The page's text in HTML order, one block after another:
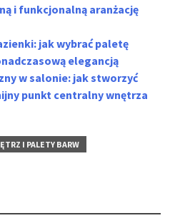
i funkcjonalną aranżację
jak wybrać paletę
elegancją
w salonie: jak stworzyć
punkt centralny wnętrza
I PALETY BARW